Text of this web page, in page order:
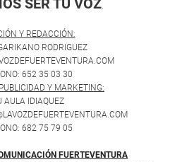
Y REDACCIÓN:
RODRIGUEZ
652 35 03 30
Y MARKETING:
AULA IDIAQUEZ
682 75 79 05
FUERTEVENTURA